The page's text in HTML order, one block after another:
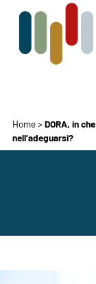
Home>DORA, in
nell’adeguarsi?